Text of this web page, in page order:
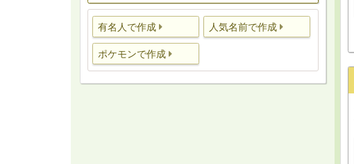
有名人で作成 人気名前で作成
ポケモンで作成